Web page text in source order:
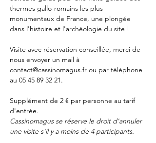
thermes gallo-romains les plus
monumentaux de France, une plongée
dans l'histoire et l'archéologie du site !
Visite avec réservation conseillée, merci de
nous envoyer un mail à
contact@cassinomagus.fr ou par téléphone
au 05 45 89 32 21.
Supplément de 2 € par personne au tarif
d'entrée.
Cassinomagus se réserve le droit d'annuler
une visite s'il y a moins de 4 participants.